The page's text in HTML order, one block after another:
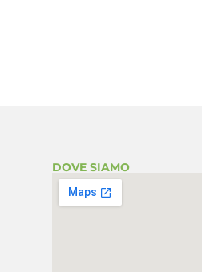
DOVE SIAMO